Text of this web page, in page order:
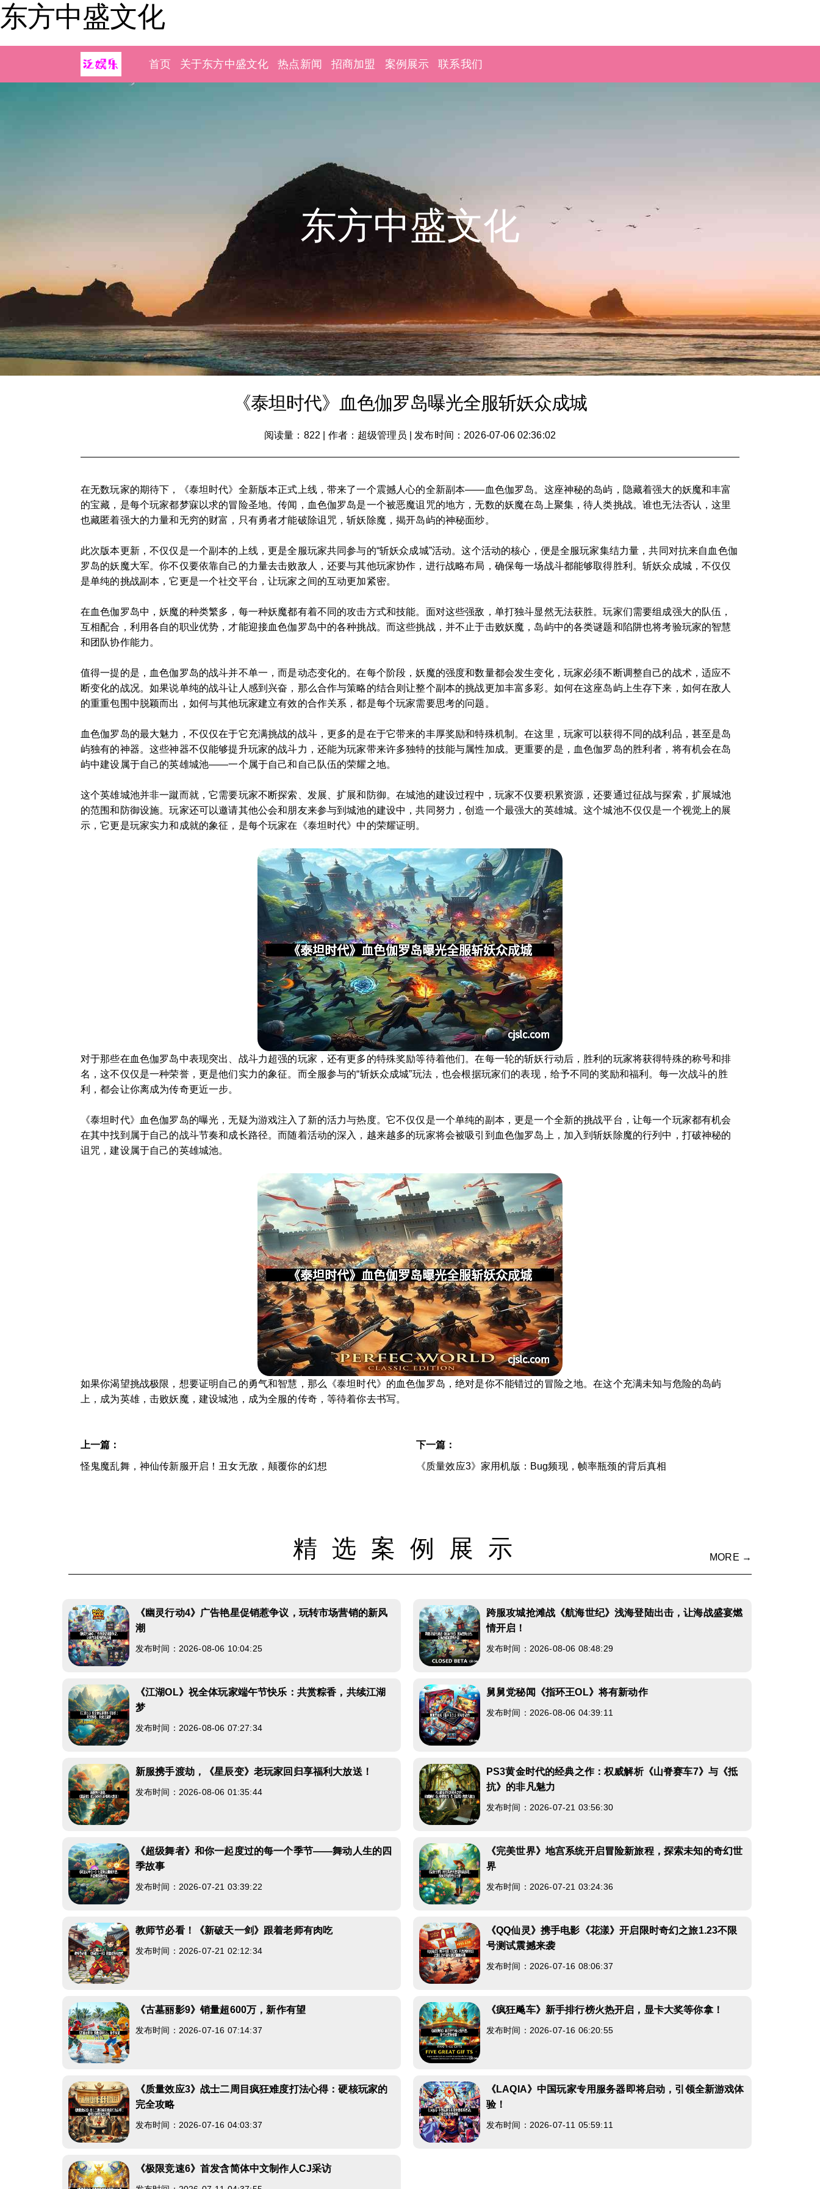
东方中盛文化
首页 关于东方中盛文化 热点新闻 招商加盟 案例展示 联系我们
东方中盛文化
《泰坦时代》血色伽罗岛曝光全服斩妖众成城
阅读量：822 作者：超级管理员 发布时间：2026-07-06 02:36:02
在无数玩家的期待下，《泰坦时代》全新版本正式上线，带来了一个震撼人心的全新副本——血色伽罗岛。这座神秘的岛屿，隐藏着强大的妖魔和丰富
的宝藏，是每个玩家都梦寐以求的冒险圣地。传闻，血色伽罗岛是一个被恶魔诅咒的地方，无数的妖魔在岛上聚集，待人类挑战。谁也无法否认，这里
也藏匿着强大的力量和无穷的财富，只有勇者才能破除诅咒，斩妖除魔，揭开岛屿的神秘面纱。
此次版本更新，不仅仅是一个副本的上线，更是全服玩家共同参与的“斩妖众成城”活动。这个活动的核心，便是全服玩家集结力量，共同对抗来自血色伽
罗岛的妖魔大军。你不仅要依靠自己的力量去击败敌人，还要与其他玩家协作，进行战略布局，确保每一场战斗都能够取得胜利。斩妖众成城，不仅仅
是单纯的挑战副本，它更是一个社交平台，让玩家之间的互动更加紧密。
在血色伽罗岛中，妖魔的种类繁多，每一种妖魔都有着不同的攻击方式和技能。面对这些强敌，单打独斗显然无法获胜。玩家们需要组成强大的队伍，
互相配合，利用各自的职业优势，才能迎接血色伽罗岛中的各种挑战。而这些挑战，并不止于击败妖魔，岛屿中的各类谜题和陷阱也将考验玩家的智慧
和团队协作能力。
值得一提的是，血色伽罗岛的战斗并不单一，而是动态变化的。在每个阶段，妖魔的强度和数量都会发生变化，玩家必须不断调整自己的战术，适应不
断变化的战况。如果说单纯的战斗让人感到兴奋，那么合作与策略的结合则让整个副本的挑战更加丰富多彩。如何在这座岛屿上生存下来，如何在敌人
的重重包围中脱颖而出，如何与其他玩家建立有效的合作关系，都是每个玩家需要思考的问题。
血色伽罗岛的最大魅力，不仅仅在于它充满挑战的战斗，更多的是在于它带来的丰厚奖励和特殊机制。在这里，玩家可以获得不同的战利品，甚至是岛
屿独有的神器。这些神器不仅能够提升玩家的战斗力，还能为玩家带来许多独特的技能与属性加成。更重要的是，血色伽罗岛的胜利者，将有机会在岛
屿中建设属于自己的英雄城池——一个属于自己和自己队伍的荣耀之地。
这个英雄城池并非一蹴而就，它需要玩家不断探索、发展、扩展和防御。在城池的建设过程中，玩家不仅要积累资源，还要通过征战与探索，扩展城池
的范围和防御设施。玩家还可以邀请其他公会和朋友来参与到城池的建设中，共同努力，创造一个最强大的英雄城。这个城池不仅仅是一个视觉上的展
示，它更是玩家实力和成就的象征，是每个玩家在《泰坦时代》中的荣耀证明。
对于那些在血色伽罗岛中表现突出、战斗力超强的玩家，还有更多的特殊奖励等待着他们。在每一轮的斩妖行动后，胜利的玩家将获得特殊的称号和排
名，这不仅仅是一种荣誉，更是他们实力的象征。而全服参与的“斩妖众成城”玩法，也会根据玩家们的表现，给予不同的奖励和福利。每一次战斗的胜
利，都会让你离成为传奇更近一步。
《泰坦时代》血色伽罗岛的曝光，无疑为游戏注入了新的活力与热度。它不仅仅是一个单纯的副本，更是一个全新的挑战平台，让每一个玩家都有机会
在其中找到属于自己的战斗节奏和成长路径。而随着活动的深入，越来越多的玩家将会被吸引到血色伽罗岛上，加入到斩妖除魔的行列中，打破神秘的
诅咒，建设属于自己的英雄城池。
如果你渴望挑战极限，想要证明自己的勇气和智慧，那么《泰坦时代》的血色伽罗岛，绝对是你不能错过的冒险之地。在这个充满未知与危险的岛屿
上，成为英雄，击败妖魔，建设城池，成为全服的传奇，等待着你去书写。
上一篇：
怪鬼魔乱舞，神仙传新服开启！丑女无敌，颠覆你的幻想
下一篇：
《质量效应3》家用机版：Bug频现，帧率瓶颈的背后真相
精选案例展示 MORE →
《幽灵行动4》广告艳星促销惹争议，玩转市场营销的新风
潮
发布时间：2026-08-06 10:04:25
跨服攻城抢滩战《航海世纪》浅海登陆出击，让海战盛宴燃
情开启！
发布时间：2026-08-06 08:48:29
《江湖OL》祝全体玩家端午节快乐：共赏粽香，共续江湖
梦
发布时间：2026-08-06 07:27:34
舅舅党秘闻《指环王OL》将有新动作
发布时间：2026-08-06 04:39:11
新服携手渡劫，《星辰变》老玩家回归享福利大放送！
发布时间：2026-08-06 01:35:44
PS3黄金时代的经典之作：权威解析《山脊赛车7》与《抵
抗》的非凡魅力
发布时间：2026-07-21 03:56:30
《超级舞者》和你一起度过的每一个季节——舞动人生的四
季故事
发布时间：2026-07-21 03:39:22
《完美世界》地宫系统开启冒险新旅程，探索未知的奇幻世
界
发布时间：2026-07-21 03:24:36
教师节必看！《新破天一剑》跟着老师有肉吃
发布时间：2026-07-21 02:12:34
《QQ仙灵》携手电影《花漾》开启限时奇幻之旅1.23不限
号测试震撼来袭
发布时间：2026-07-16 08:06:37
《古墓丽影9》销量超600万，新作有望
发布时间：2026-07-16 07:14:37
《疯狂飚车》新手排行榜火热开启，显卡大奖等你拿！
发布时间：2026-07-16 06:20:55
《质量效应3》战士二周目疯狂难度打法心得：硬核玩家的
完全攻略
发布时间：2026-07-16 04:03:37
《LAQIA》中国玩家专用服务器即将启动，引领全新游戏体
验！
发布时间：2026-07-11 05:59:11
《极限竞速6》首发含简体中文制作人CJ采访